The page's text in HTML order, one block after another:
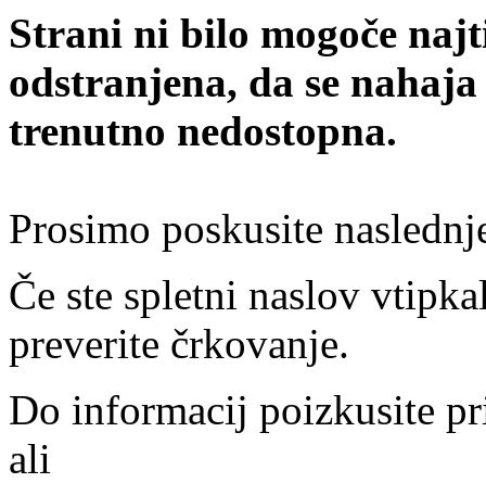
Strani ni bilo mogoče
odstranjena, da se
trenutno nedostopna.
Prosimo poskusite
Če ste spletni naslov
preverite črkovanje.
Do informacij poizkusite
ali